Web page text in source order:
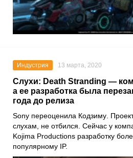
Индустрия 13 марта, 2020
Слухи: Death Stranding —
а ее разработка была
года до релиза
Sony переоценила Кодзиму.
слухам, не отбился. Сейчас у
Kojima Productions разработку
популярному IP.